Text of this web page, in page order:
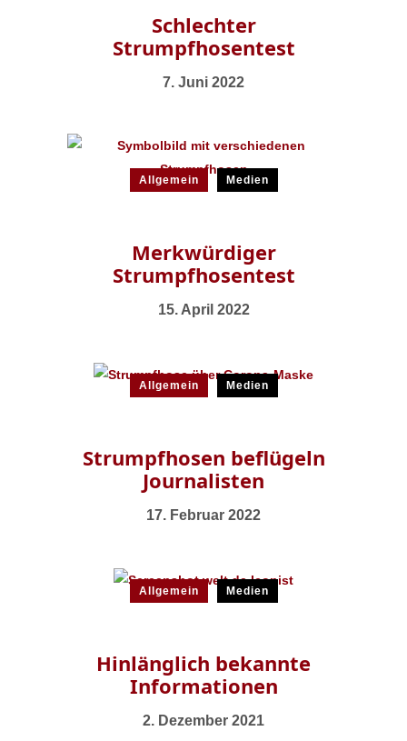
Schlechter
Strumpfhosentest
7. Juni 2022
Allgemein Medien
Merkwürdiger
Strumpfhosentest
15. April 2022
Allgemein Medien
Strumpfhosen beflügeln
Journalisten
17. Februar 2022
Allgemein Medien
Hinlänglich bekannte
Informationen
2. Dezember 2021